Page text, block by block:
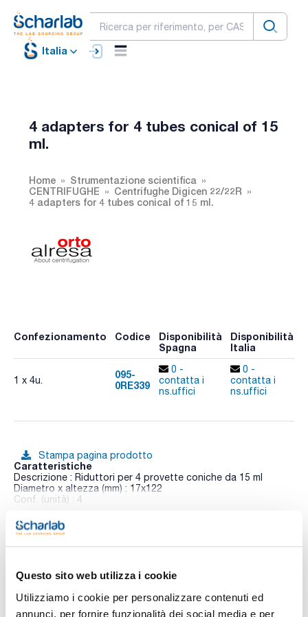
Questo sito web utilizza i cookie
Utilizziamo i cookie per personalizzare contenuti ed
annunci, per fornire funzionalità dei social media e per
Italia
4 adapters for 4 tubes conical of 15
ml.
Home
Strumentazione scientifica
CENTRIFUGHE
Centrifughe Digicen 22/22R
4 adapters for 4 tubes conical of 15 ml.
Confezionamento Codice
Disponibilità
Spagna
Disponibilità
Italia
1 x 4u.
095-
0RE339
0 -
contatta i
ns.uffici
0 -
contatta i
ns.uffici
Stampa pagina prodotto
Caratteristiche
Descrizione : Riduttori per 4 provette coniche da 15 ml
Diametro x altezza (mm) : 17x122
Conf. (unità) : 4
Le centrifughe Digicen 22 si distinguono per la loro versatilità
all'interno delle centrifughe universali.
senza bisogno di attrezzi e sbloccarli semplicemente
progettate per la lavorazione di un'ampia gamma di campioni
e offrono il controllo più completo grazie all'applicazione
Documentazione tecnica
TDS / Scheda tecnica
COA